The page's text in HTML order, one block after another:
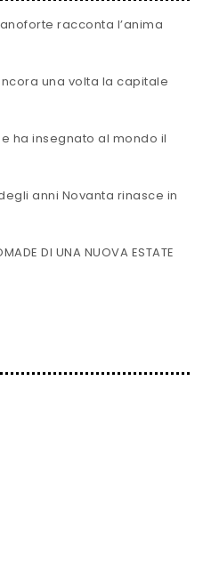
racconta l’anima
una volta la capitale
ha insegnato al mondo il
anni Novanta rinasce in
DI UNA NUOVA ESTATE